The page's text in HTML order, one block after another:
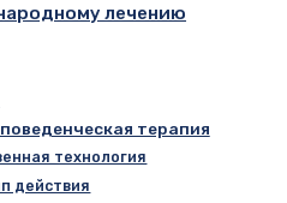
лечению
терапия
технология
действия